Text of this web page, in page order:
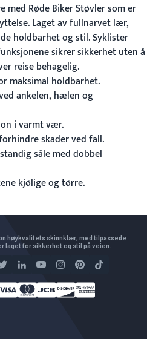
med Røde Biker Støvlersom er
Laget av fullnarvet lær,
holdbarhet og stil. Syklister
sikrer sikkerhet uten å
reise behagelig.
maksimal holdbarhet.
ankelen, hælen og
i varmt vær.
skader ved fall.
såle med dobbel
kjølige og tørre.
høykvalitets skinnklær, med tilpassede
laget for sikkerhet og stil på veien.